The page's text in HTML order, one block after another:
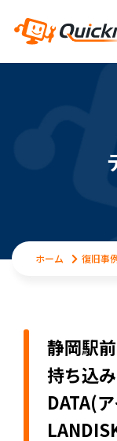
ホーム 復旧事
静岡駅
持ち込
DATA(